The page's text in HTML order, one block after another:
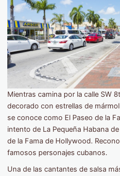
Mientras camina por la calle SW
decorado con estrellas de
se conoce como El Paseo de la
intento de La Pequeña Habana
de la Fama de Hollywood.
famosos personajes cubanos.
Una de las cantantes de salsa